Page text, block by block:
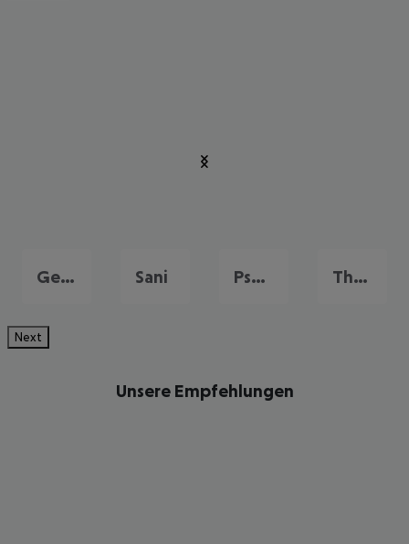
Gerakini Sani Psakoudia Thessaloniki
Next
Unsere Empfehlungen